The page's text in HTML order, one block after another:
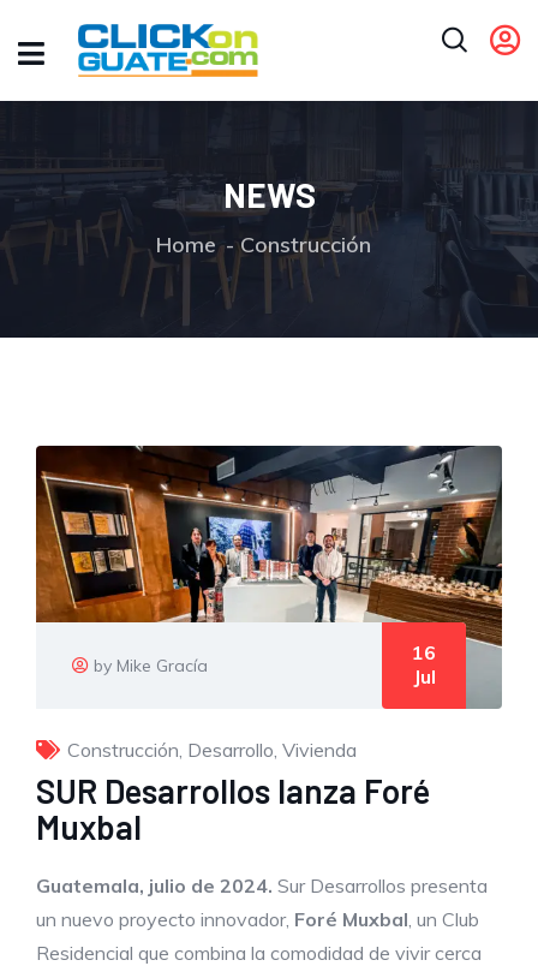
NEWS
Home Construcción
by Mike Gracía
16
Jul
Construcción Desarrollo Vivienda
SUR Desarrollos lanza Foré
Muxbal
Guatemala, julio de 2024. Sur Desarrollos presenta
un nuevo proyecto innovador, Foré Muxbal , un Club
Residencial que combina la comodidad de vivir cerca